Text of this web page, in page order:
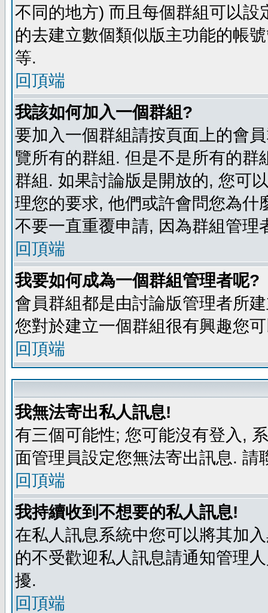
不同的地方) 而且每個群組可以
的去建立數個類似版主功能的帳
等.
回頂端
我該如何加入一個群組?
要加入一個群組請按頁面上的會
覽所有的群組. 但是不是所有的
群組. 如果討論版是開放的, 您可
理您的要求, 他們或許會問您為
不要一直重覆申請, 因為群組管理
回頂端
我要如何成為一個群組管理者呢?
會員群組都是由討論版管理者所
您對於建立一個群組很有興趣您
回頂端
我無法寄出私人訊息!
有三個可能性; 您可能沒有登入,
面管理員設定您無法寄出訊息. 請
回頂端
我持續收到不想要的私人訊息!
在私人訊息系統中您可以將其加
的不受歡迎私人訊息請通知管理
擾.
回頂端